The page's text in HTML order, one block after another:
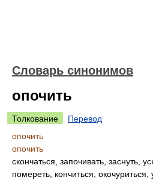
Словарь синонимов
опочить
Толкование
Перевод
опочить
опочить
скончаться, започивать, заснуть,
помереть, кончиться, окочуриться,